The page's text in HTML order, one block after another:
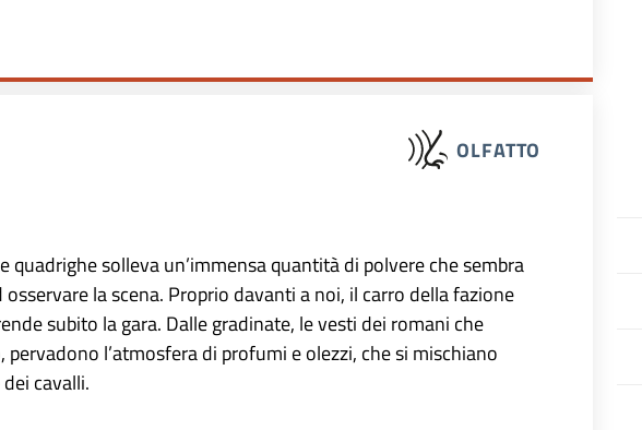
OLFATTO
quadrighe solleva un’immensa quantità di polvere che sembra
la scena. Proprio davanti a noi, il carro della fazione
subito la gara. Dalle gradinate, le vesti dei romani che
l’atmosfera di profumi e olezzi, che si mischiano
cavalli.